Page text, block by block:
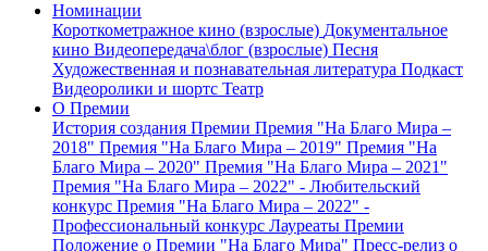
Номинации
Короткометражное кино (взрослые) Документальное
кино Видеопередача\блог (взрослые) Песня
Художественная и познавательная литература Подкаст
Видеоролики и шортс Театр
О Премии
История создания Премии Премия "На Благо Мира –
2018" Премия "На Благо Мира – 2019" Премия "На
Благо Мира – 2020" Премия "На Благо Мира – 2021"
Премия "На Благо Мира – 2022" - Любительский
конкурс Премия "На Благо Мира – 2022" -
Профессиональный конкурс Лауреаты Премии
Положение о Премии "На Благо Мира" Пресс-релиз о